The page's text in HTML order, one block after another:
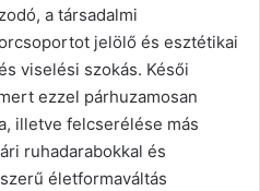
a társadalmi
jelölő és esztétikai
viselési szokás. Késői
ezzel párhuzamosan
illetve felcserélése más
ruhadarabokkal és
életformaváltás